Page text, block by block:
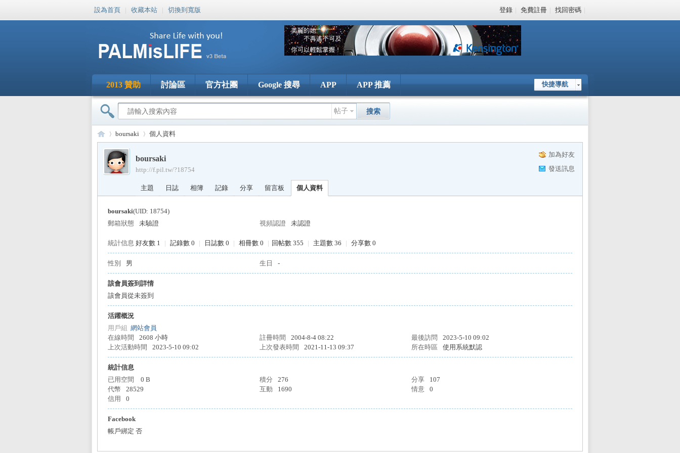
設為首頁 | 收藏本站 | 切換到寬版 登錄 | 免費註冊 | 找回密碼 |
快捷導航
2013 贊助 討論區 官方社團 Google 搜尋 APP APP 推薦
帖子 搜索
PA›
boursaki 個人資料
加為好友
發送訊息
boursaki
http://f.pil.tw/?18754
主題 日誌 相簿 記錄 分享 留言板 個人資料
boursaki(UID: 18754)
郵箱狀態
未驗證 視頻認證 未認證
統計信息 好友數 1 | 記錄數 0 | 日誌數 0 | 相冊數 0 | 回帖數 355 | 主題數 36 | 分享數 0
性別 男 生日 -
該會員簽到詳情
該會員從未簽到
活躍概況
用戶組 網站會員
在線時間
2608 小時 註冊時間 2004-8-4 08:22 最後訪問
2023-5-10 09:02
上次活動時間
2023-5-10 09:02 上次發表時間 2021-11-13 09:37 所在時區 使用系統默認
統計信息
已用空間
0 B 積分 276 分享
107
代幣
28529 互動 1690 情意
0
信用
0
Facebook
帳戶綁定 否